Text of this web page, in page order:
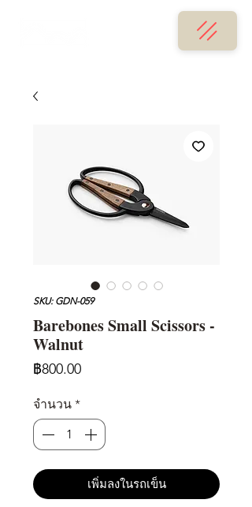
SKU: GDN-059
Barebones Small Scissors -
Walnut
฿800.00ราคา
จำนวน *
เพิ่มลงในรถเข็น